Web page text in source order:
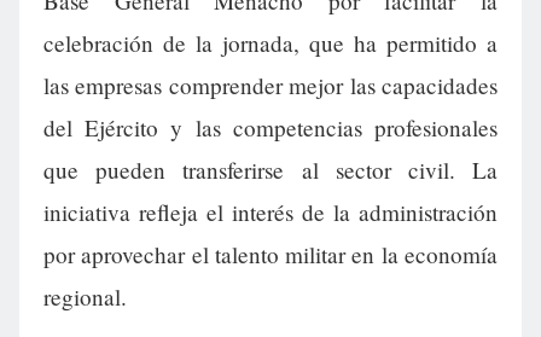
celebración de la jornada, que ha permitido a
las empresas comprender mejor las capacidades
del Ejército y las competencias profesionales
que pueden transferirse al sector civil. La
iniciativa refleja el interés de la administración
por aprovechar el talento militar en la economía
regional.